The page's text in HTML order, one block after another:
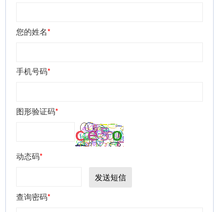
您的姓名*
手机号码*
图形验证码*
动态码*
发送短信
查询密码*